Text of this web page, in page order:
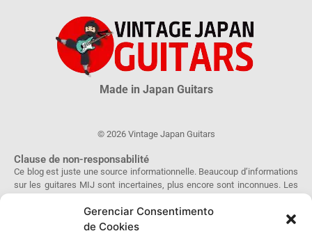
Gerenciar Consentimento
de Cookies
Made in Japan Guitars
© 2026 Vintage Japan Guitars
Ce blog est juste une source informationnelle. Beaucoup d’informations
sur les guitares MIJ sont incertaines, plus encore sont inconnues. Les
comme officielles ou légales, ni être utilisées comme preuve
Clause de non-responsabilité